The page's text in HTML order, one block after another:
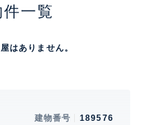
件一覧
はありません。
建物番号 189576